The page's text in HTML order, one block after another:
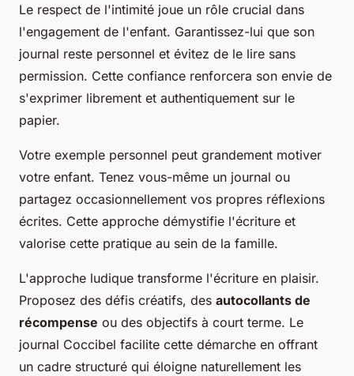
Le respect de l'intimité joue un rôle crucial dans
l'engagement de l'enfant. Garantissez-lui que son
journal reste personnel et évitez de le lire sans
permission. Cette confiance renforcera son envie de
s'exprimer librement et authentiquement sur le
papier.
Votre exemple personnel peut grandement motiver
votre enfant. Tenez vous-même un journal ou
partagez occasionnellement vos propres réflexions
écrites. Cette approche démystifie l'écriture et
valorise cette pratique au sein de la famille.
L'approche ludique transforme l'écriture en plaisir.
Proposez des défis créatifs, des autocollants de
récompense ou des objectifs à court terme. Le
journal Coccibel facilite cette démarche en offrant
un cadre structuré qui éloigne naturellement les